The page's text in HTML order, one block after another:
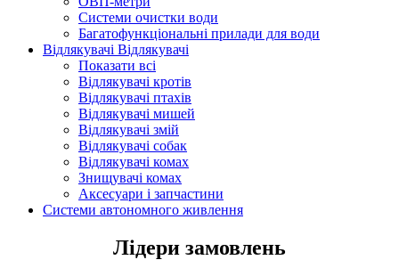
Системи очистки води
Багатофункціональні прилади для води
Відлякувачі Відлякувачі
Показати всі
Відлякувачі кротів
Відлякувачі птахів
Відлякувачі мишей
Відлякувачі змій
Відлякувачі собак
Відлякувачі комах
Знищувачі комах
Аксесуари і запчастини
Системи автономного живлення
Лідери замовлень